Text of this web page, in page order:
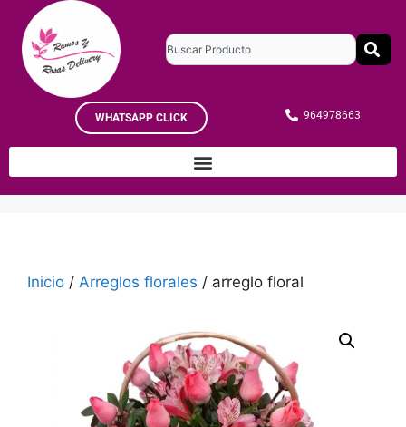
WHATSAPP CLICK 964978663
Inicio / Arreglos florales / arreglo floral